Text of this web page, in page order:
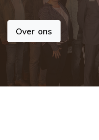
Over ons